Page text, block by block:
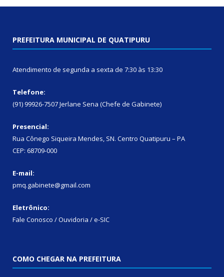
PREFEITURA MUNICIPAL DE QUATIPURU
Atendimento de segunda a sexta de 7:30 às 13:30
Telefone:
(91) 99926-7507 Jerlane Sena (Chefe de Gabinete)
Presencial:
Rua Cônego Siqueira Mendes, SN. Centro Quatipuru – PA
CEP: 68709-000
E-mail:
pmq.gabinete@gmail.com
Eletrônico:
Fale Conosco / Ouvidoria / e-SIC
COMO CHEGAR NA PREFEITURA